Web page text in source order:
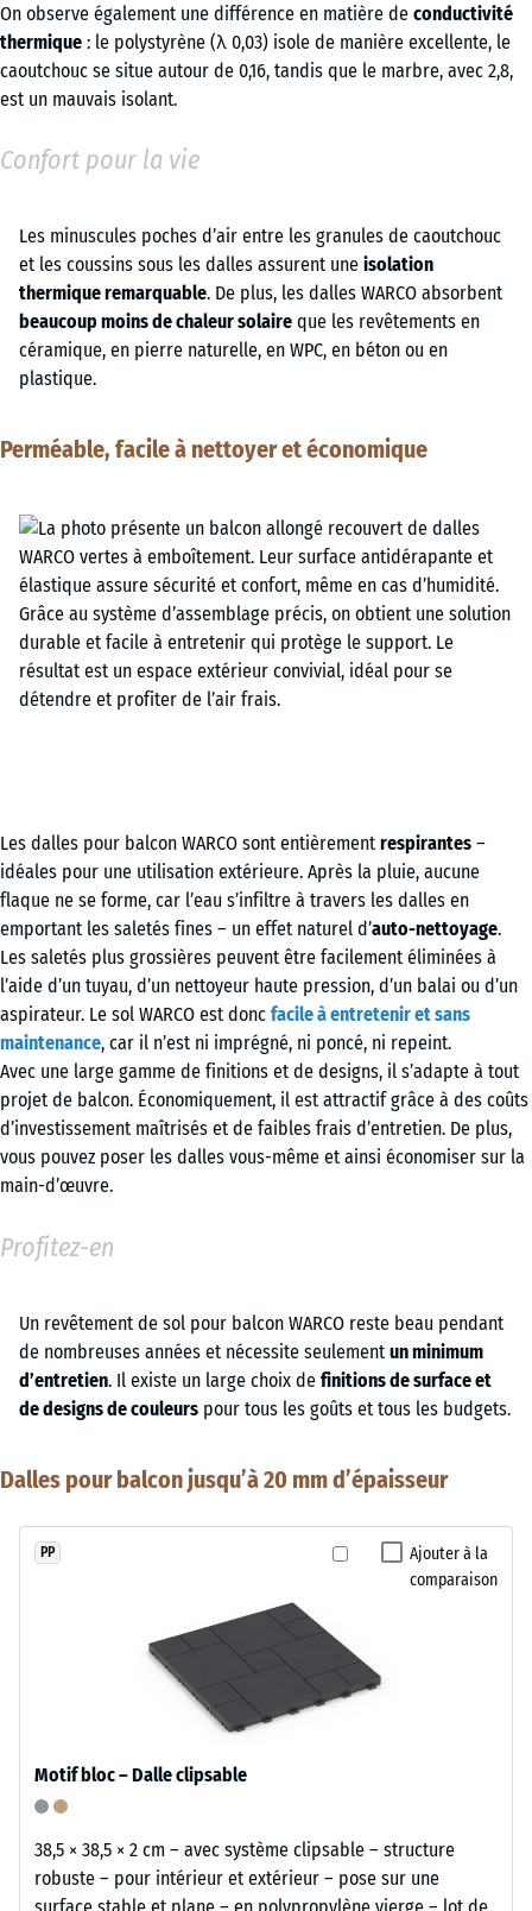
On observe également une différence en matière de conductivité
thermique : le polystyrène (λ 0,03) isole de manière excellente, le
caoutchouc se situe autour de 0,16, tandis que le marbre, avec 2,8,
est un mauvais isolant.
Confort pour la vie
Les minuscules poches d’air entre les granules de caoutchouc
et les coussins sous les dalles assurent une isolation
thermique remarquable. De plus, les dalles WARCO absorbent
beaucoup moins de chaleur solaire que les revêtements en
céramique, en pierre naturelle, en WPC, en béton ou en
plastique.
Perméable, facile à nettoyer et économique
Les dalles pour balcon WARCO sont entièrement respirantes –
idéales pour une utilisation extérieure. Après la pluie, aucune
flaque ne se forme, car l’eau s’infiltre à travers les dalles en
emportant les saletés fines – un effet naturel d’auto-nettoyage.
Les saletés plus grossières peuvent être facilement éliminées à
l’aide d’un tuyau, d’un nettoyeur haute pression, d’un balai ou d’un
aspirateur. Le sol WARCO est donc facile à entretenir et sans
maintenance, car il n’est ni imprégné, ni poncé, ni repeint.
Avec une large gamme de finitions et de designs, il s’adapte à tout
projet de balcon. Économiquement, il est attractif grâce à des coûts
d’investissement maîtrisés et de faibles frais d’entretien. De plus,
vous pouvez poser les dalles vous-même et ainsi économiser sur la
main-d’œuvre.
Profitez-en
Un revêtement de sol pour balcon WARCO reste beau pendant
de nombreuses années et nécessite seulement un minimum
d’entretien. Il existe un large choix de finitions de surface et
de designs de couleurs pour tous les goûts et tous les budgets.
Dalles pour balcon jusqu’à 20 mm d’épaisseur
Ajouter à la
comparaison
PP
Motif bloc – Dalle clipsable
38,5 × 38,5 × 2 cm – avec système clipsable – structure
robuste – pour intérieur et extérieur – pose sur une